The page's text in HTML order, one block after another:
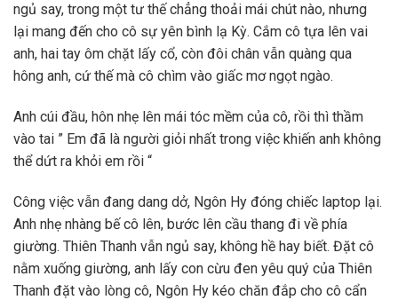
ngủ say, trong một tư thế chẳng thoải mái chút nào, nhưng
lại mang đến cho cô sự yên bình lạ Kỳ. Cắm cô tựa lên vai
anh, hai tay ôm chặt lấy cổ, còn đôi chân vẫn quàng qua
hông anh, cứ thế mà cô chìm vào giấc mơ ngọt ngào.
Anh cúi đầu, hôn nhẹ lên mái tóc mềm của cô, rồi thì thầm
vào tai ” Em đã là người giỏi nhất trong việc khiến anh không
thể dứt ra khỏi em rồi “
Công việc vẫn đang dang dở, Ngôn Hy đóng chiếc laptop lại.
Anh nhẹ nhàng bế cô lên, bước lên cầu thang đi về phía
giường. Thiên Thanh vẫn ngủ say, không hề hay biết. Đặt cô
nằm xuống giường, anh lấy con cừu đen yêu quý của Thiên
Thanh đặt vào lòng cô, Ngôn Hy kéo chăn đắp cho cô cẩn